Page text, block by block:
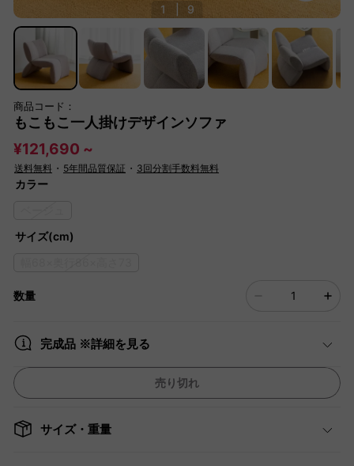
1 9
商品コード：
もこもこ一人掛けデザインソファ
¥121,690 ~
送料無料 ・ 5年間品質保証 ・ 3回分割手数料無料
カラー
サイズ(cm)
数量
完成品 ※詳細を見る
売り切れ
サイズ・重量